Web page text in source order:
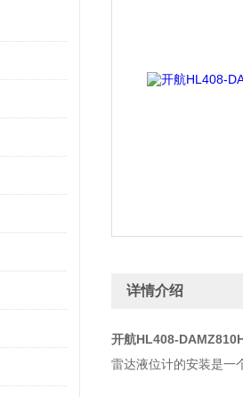
详情介绍
开航HL408-
雷达液位计的安装是一